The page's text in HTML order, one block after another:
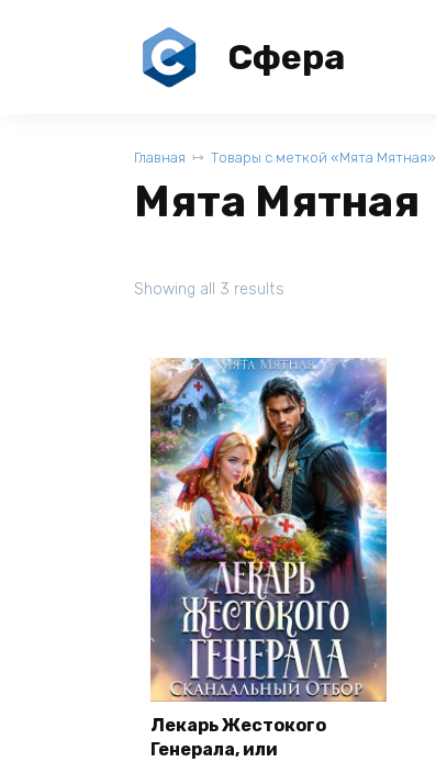
Сфера
Главная Товары с меткой «Мята Мятная»
Мята Мятная
Showing all 3 results
Лекарь Жестокого
Генерала, или